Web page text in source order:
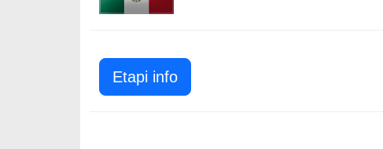
Etapi info